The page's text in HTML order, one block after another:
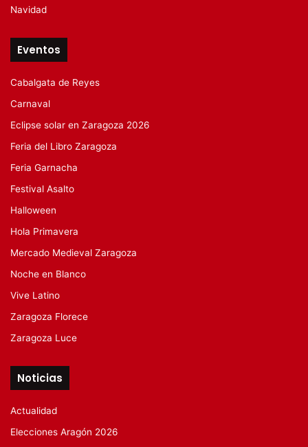
Navidad
Eventos
Cabalgata de Reyes
Carnaval
Eclipse solar en Zaragoza 2026
Feria del Libro Zaragoza
Feria Garnacha
Festival Asalto
Halloween
Hola Primavera
Mercado Medieval Zaragoza
Noche en Blanco
Vive Latino
Zaragoza Florece
Zaragoza Luce
Noticias
Actualidad
Elecciones Aragón 2026